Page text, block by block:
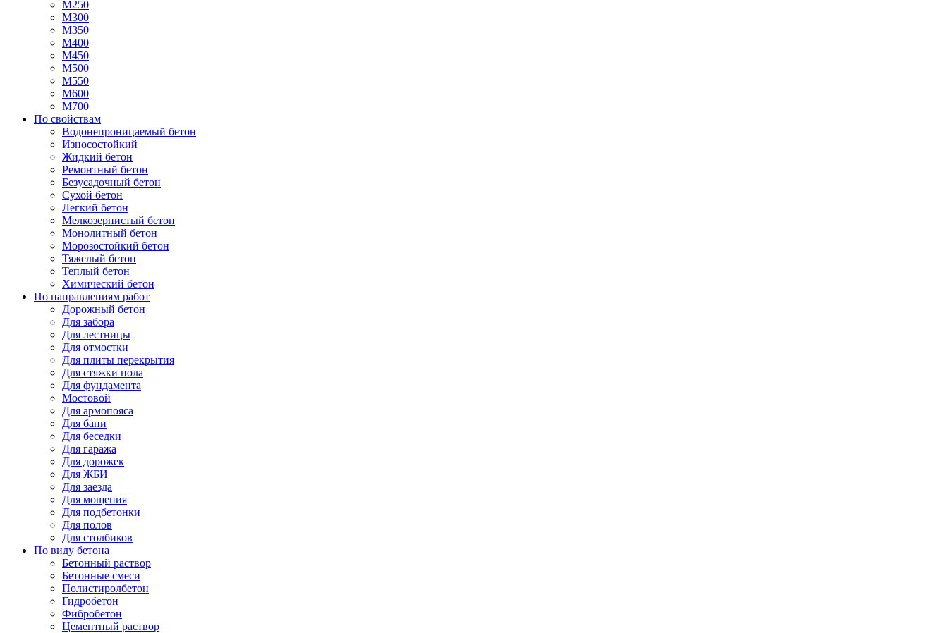
М250
М300
М350
М400
М450
М500
М550
М600
М700
По свойствам
Водонепроницаемый бетон
Износостойкий
Жидкий бетон
Ремонтный бетон
Безусадочный бетон
Сухой бетон
Легкий бетон
Мелкозернистый бетон
Монолитный бетон
Морозостойкий бетон
Тяжелый бетон
Теплый бетон
Химический бетон
По направлениям работ
Дорожный бетон
Для забора
Для лестницы
Для отмостки
Для плиты перекрытия
Для стяжки пола
Для фундамента
Мостовой
Для армопояса
Для бани
Для беседки
Для гаража
Для дорожек
Для ЖБИ
Для заезда
Для мощения
Для подбетонки
Для полов
Для столбиков
По виду бетона
Бетонный раствор
Бетонные смеси
Полистиролбетон
Гидробетон
Фибробетон
Цементный раствор